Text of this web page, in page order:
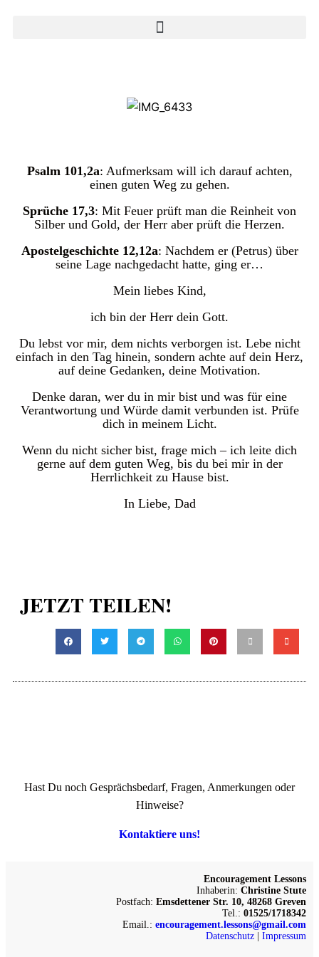
Psalm 101,2a: Aufmerksam will ich darauf achten,
einen guten Weg zu gehen.
Sprüche 17,3: Mit Feuer prüft man die Reinheit von
Silber und Gold, der Herr aber prüft die Herzen.
Apostelgeschichte 12,12a: Nachdem er (Petrus) über
seine Lage nachgedacht hatte, ging er…
Mein liebes Kind,
ich bin der Herr dein Gott.
Du lebst vor mir, dem nichts verborgen ist. Lebe nicht
einfach in den Tag hinein, sondern achte auf dein Herz,
auf deine Gedanken, deine Motivation.
Denke daran, wer du in mir bist und was für eine
Verantwortung und Würde damit verbunden ist. Prüfe
dich in meinem Licht.
Wenn du nicht sicher bist, frage mich – ich leite dich
gerne auf dem guten Weg, bis du bei mir in der
Herrlichkeit zu Hause bist.
In Liebe, Dad
JETZT TEILEN!
Hast Du noch Gesprächsbedarf, Fragen, Anmerkungen oder
Hinweise?
Kontaktiere uns!
Encouragement Lessons
Inhaberin: Christine Stute
Postfach: Emsdettener Str. 10, 48268 Greven
Tel.: 01525/1718342
Email.: encouragement.lessons@gmail.com
Datenschutz | Impressum